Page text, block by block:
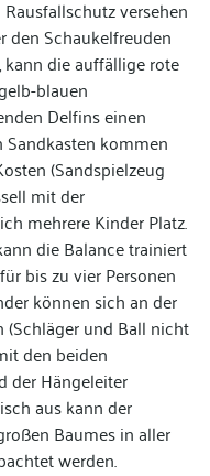
versehen
den Schaukelfreuden
die auffällige rote
blauen
Delfins einen
kommen
(Sandspielzeug
mit der
mehrere Kinder Platz.
die Balance trainiert
bis zu vier Personen
können sich an der
und Ball nicht
den beiden
der Hängeleiter
aus kann der
Baumes in aller
werden.